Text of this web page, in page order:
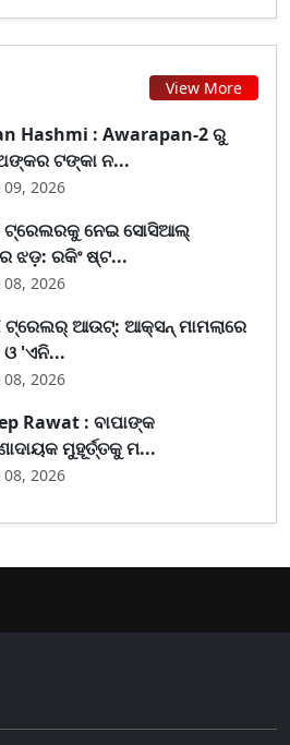
View More
Hashmi : Awarapan-2 ରୁ
ଅଙ୍କର ଟଙ୍କା ନ...
2026
ଟ୍ରେଲରକୁ ନେଇ ସୋସିଆଲ୍
ଝଡ଼: ରକିଂ ଷ୍ଟ...
2026
ଟ୍ରେଲର୍ ଆଉଟ୍: ଆକ୍ସନ୍ ମାମଲାରେ
ଓ 'ଏନି...
2026
Rawat : ବାପାଙ୍କ
ମୁହୂର୍ତ୍ତକୁ ମ...
2026